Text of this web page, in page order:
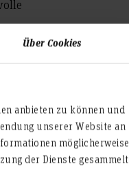
Über Cookies
anbieten zu können und
unserer Website an
möglicherweise
der Dienste gesammelt